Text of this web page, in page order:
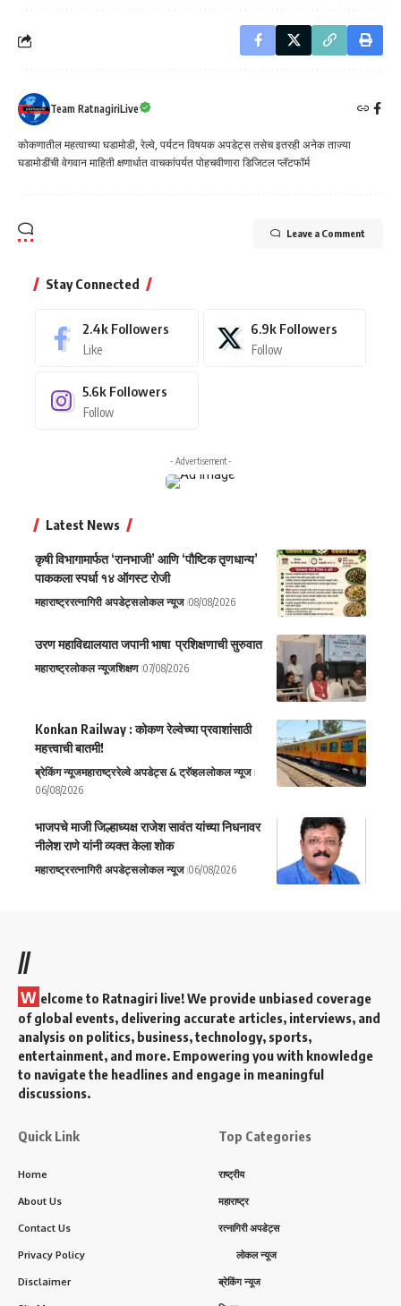
Team RatnagiriLive
कोकणातील महत्वाच्या घडामोडी, रेल्वे, पर्यटन विषयक अपडेट्स तसेच इतरही अनेक ताज्या
घडामोडींची वेगवान माहिती क्षणार्धात वाचकांपर्यत पोहचवीणारा डिजिटल प्लॅटफॉर्म
Leave a Comment
Stay Connected
2.4k Followers
Like
6.9k Followers
Follow
5.6k Followers
Follow
- Advertisement -
Latest News
कृषी विभागामार्फत ‘रानभाजी’ आणि ‘पौष्टिक तृणधान्य’
पाककला स्पर्धा १४ ऑगस्ट रोजी
महाराष्ट्ररत्नागिरी अपडेट्सलोकल न्यूज 08/08/2026
उरण महाविद्यालयात जपानी भाषा प्रशिक्षणाची सुरुवात
महाराष्ट्रलोकल न्यूजशिक्षण 07/08/2026
Konkan Railway : कोकण रेल्वेच्या प्रवाशांसाठी
महत्त्वाची बातमी!
ब्रेकिंग न्यूजमहाराष्ट्ररेल्वे अपडेट्स & ट्रॅव्हललोकल न्यूज
06/08/2026
भाजपचे माजी जिल्हाध्यक्ष राजेश सावंत यांच्या निधनावर
नीलेश राणे यांनी व्यक्त केला शोक
महाराष्ट्ररत्नागिरी अपडेट्सलोकल न्यूज 06/08/2026
//
W elcome to Ratnagiri live! We provide unbiased coverage
of global events, delivering accurate articles, interviews, and
analysis on politics, business, technology, sports,
entertainment, and more. Empowering you with knowledge
to navigate the headlines and engage in meaningful
discussions.
Quick Link
Home
About Us
Contact Us
Privacy Policy
Disclaimer
Top Categories
राष्ट्रीय
महाराष्ट्र
रत्नागिरी अपडेट्स
लोकल न्यूज
ब्रेकिंग न्यूज